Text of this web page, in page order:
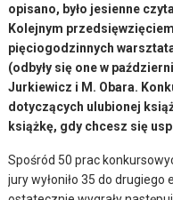
opisano, było jesienne
Kolejnym
pięciogodzinnych
(odbyły się one w
Jurkiewicz i M. Obara.
dotyczących ulubionej
książkę, gdy chcesz się
Spośród 50 prac
jury wyłoniło 35 do drugiego